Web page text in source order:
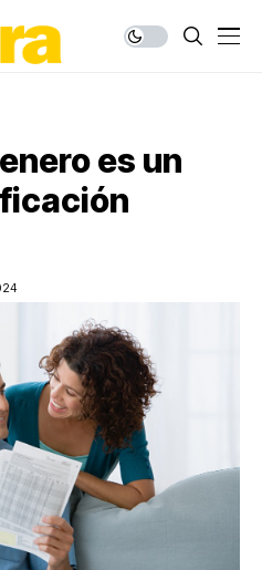
es un